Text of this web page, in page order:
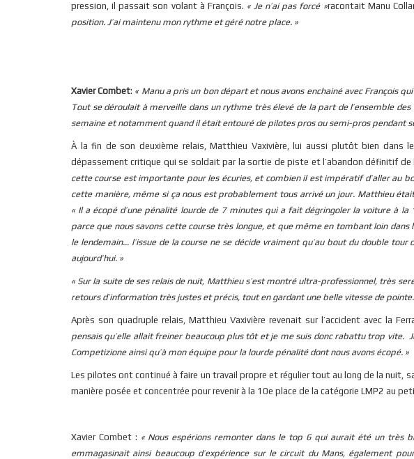
pression, il passait son volant à François. « Je n’ai pas forcé »racontait Manu
position. J’ai maintenu mon rythme et géré notre place. »
Xavier Combet: « Manu a pris un bon départ et nous avons enchainé avec François
Tout se déroulait à merveille dans un rythme très élevé de la part de l’ensemble
semaine et notamment quand il était entouré de pilotes pros ou semi-pros pendant
À la fin de son deuxième relais, Matthieu Vaxivière, lui aussi plutôt bien dans
dépassement critique qui se soldait par la sortie de piste et l’abandon définitif de
cette course est importante pour les écuries, et combien il est impératif d’aller au
cette manière, même si ça nous est probablement tous arrivé un jour. Matthieu
« Il a écopé d’une pénalité lourde de 7 minutes qui a fait dégringoler la voiture à
parce que nous savons cette course très longue, et que même en tombant loin
le lendemain… l’issue de la course ne se décide vraiment qu’au bout du double
aujourd’hui. »
« Sur la suite de ses relais de nuit, Matthieu s’est montré ultra-professionnel, très
retours d’information très justes et précis, tout en gardant une belle vitesse de pointe.
Après son quadruple relais, Matthieu Vaxivière revenait sur l’accident avec la
pensais qu’elle allait freiner beaucoup plus tôt et je me suis donc rabattu trop vite.
Competizione ainsi qu’à mon équipe pour la lourde pénalité dont nous avons écopé. »
Les pilotes ont continué à faire un travail propre et régulier tout au long de la nuit,
manière posée et concentrée pour revenir à la 10e place de la catégorie LMP2 au
Xavier Combet : « Nous espérions remonter dans le top 6 qui aurait été un très
emmagasinait ainsi beaucoup d’expérience sur le circuit du Mans, également